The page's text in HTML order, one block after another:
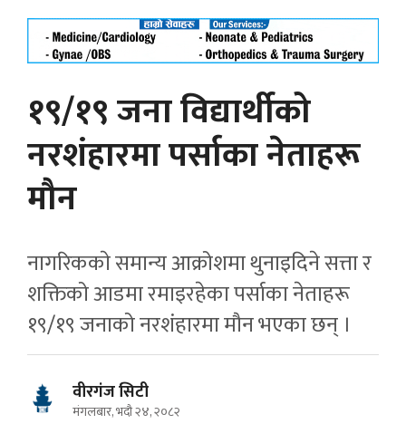
१९/१९ जना विद्यार्थीको
नरशंहारमा पर्साका नेताहरू
मौन
नागरिककाे समान्य आक्रोशमा थुनाइदिने सत्ता र
शक्तिको आडमा रमाइरहेका पर्साका नेताहरू
१९/१९ जनाको नरशंहारमा मौन भएका छन् ।
वीरगंज सिटी
मंगलबार, भदौ २४, २०८२